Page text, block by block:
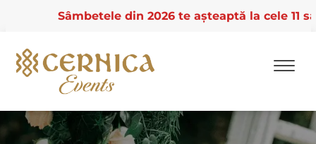
content
Sâmbetele din 2026 te așteaptă la cele 11